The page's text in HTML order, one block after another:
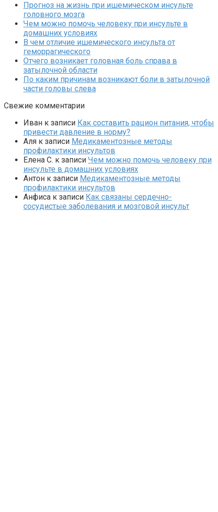
Прогноз на жизнь при ишемическом инсульте
головного мозга
Чем можно помочь человеку при инсульте в
домашних условиях
В чем отличие ишемического инсульта от
геморрагического
Отчего возникает головная боль справа в
затылочной области
По каким причинам возникают боли в затылочной
части головы слева
Свежие комментарии
Иван к записи Как составить рацион питания, чтобы
привести давление в норму?
Аля к записи Медикаментозные методы
профилактики инсультов
Елена С. к записи Чем можно помочь человеку при
инсульте в домашних условиях
Антон к записи Медикаментозные методы
профилактики инсультов
Анфиса к записи Как связаны сердечно-
сосудистые заболевания и мозговой инсульт